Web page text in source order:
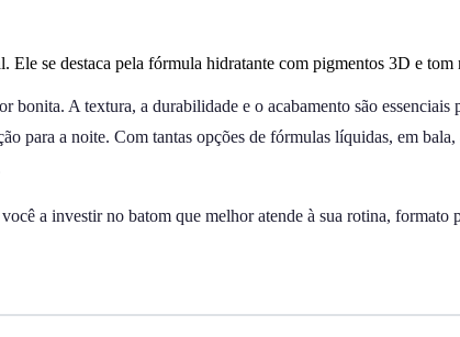
se destaca pela fórmula hidratante com pigmentos 3D e tom
bonita. A textura, a durabilidade e o acabamento são
para a noite. Com tantas opções de fórmulas líquidas, em
a investir no batom que melhor atende à sua rotina,